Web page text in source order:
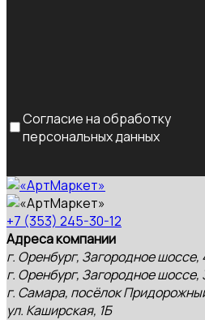
Согласие на обработку
персональных данных
+7 (353) 245-30-12
Адреса компании
г. Оренбург, Загородное шоссе,
г. Оренбург, Загородное
г. Самара, посёлок
ул. Каширская, 1Б